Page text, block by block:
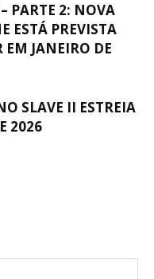
PARTE 2: NOVA
ESTÁ PREVISTA
EM JANEIRO DE
SLAVE II ESTREIA
2026